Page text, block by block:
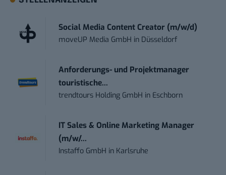
Social Media Content Creator (m/w/d)
moveUP Media GmbH in Düsseldorf
Anforderungs- und Projektmanager
touristische...
trendtours Holding GmbH in Eschborn
IT Sales & Online Marketing Manager
(m/w/...
Instaffo GmbH in Karlsruhe